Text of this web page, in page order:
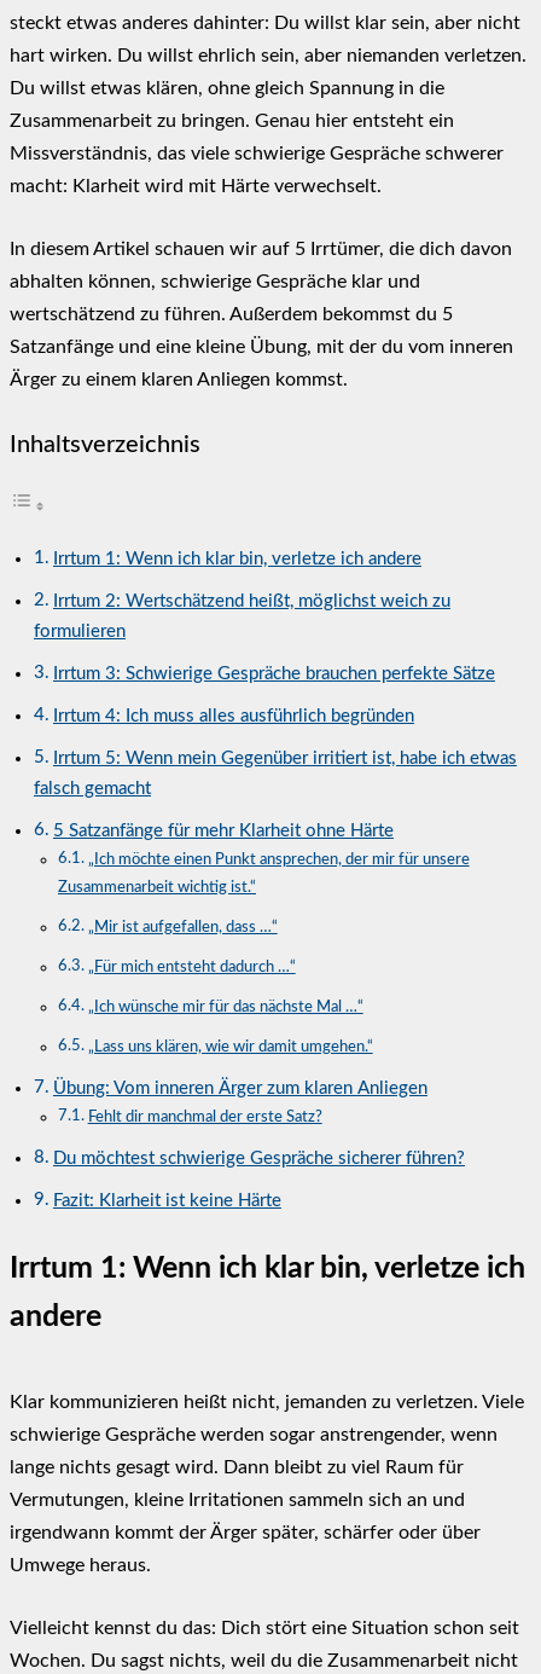
steckt etwas anderes dahinter: Du willst klar sein, aber nicht
hart wirken. Du willst ehrlich sein, aber niemanden verletzen.
Du willst etwas klären, ohne gleich Spannung in die
Zusammenarbeit zu bringen. Genau hier entsteht ein
Missverständnis, das viele schwierige Gespräche schwerer
macht: Klarheit wird mit Härte verwechselt.
In diesem Artikel schauen wir auf 5 Irrtümer, die dich davon
abhalten können, schwierige Gespräche klar und
wertschätzend zu führen. Außerdem bekommst du 5
Satzanfänge und eine kleine Übung, mit der du vom inneren
Ärger zu einem klaren Anliegen kommst.
Inhaltsverzeichnis
Irrtum 1: Wenn ich klar bin, verletze ich andere
Irrtum 2: Wertschätzend heißt, möglichst weich zu
formulieren
Irrtum 3: Schwierige Gespräche brauchen perfekte Sätze
Irrtum 4: Ich muss alles ausführlich begründen
Irrtum 5: Wenn mein Gegenüber irritiert ist, habe ich etwas
falsch gemacht
5 Satzanfänge für mehr Klarheit ohne Härte
„Ich möchte einen Punkt ansprechen, der mir für unsere
Zusammenarbeit wichtig ist.“
„Mir ist aufgefallen, dass …“
„Für mich entsteht dadurch …“
„Ich wünsche mir für das nächste Mal …“
„Lass uns klären, wie wir damit umgehen.“
Übung: Vom inneren Ärger zum klaren Anliegen
Fehlt dir manchmal der erste Satz?
Du möchtest schwierige Gespräche sicherer führen?
Fazit: Klarheit ist keine Härte
Irrtum 1: Wenn ich klar bin, verletze ich
andere
Klar kommunizieren heißt nicht, jemanden zu verletzen. Viele
schwierige Gespräche werden sogar anstrengender, wenn
lange nichts gesagt wird. Dann bleibt zu viel Raum für
Vermutungen, kleine Irritationen sammeln sich an und
irgendwann kommt der Ärger später, schärfer oder über
Umwege heraus.
Vielleicht kennst du das: Dich stört eine Situation schon seit
Wochen. Du sagst nichts, weil du die Zusammenarbeit nicht